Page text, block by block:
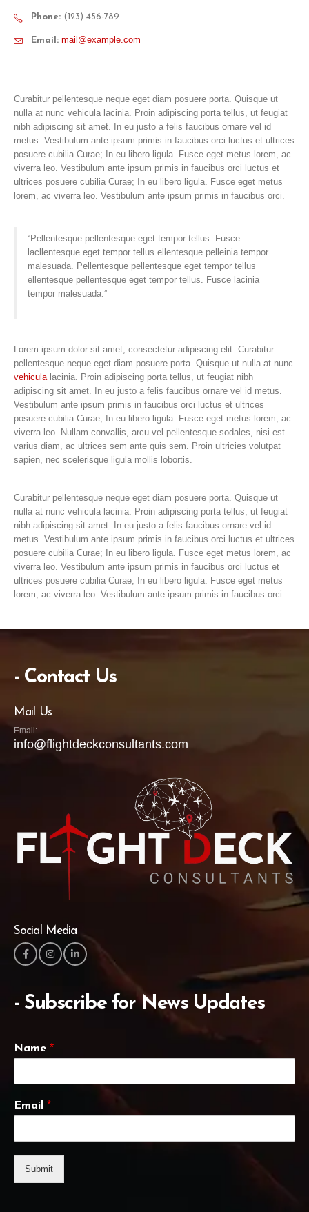
Phone: (123) 456-789
Email: mail@example.com
Curabitur pellentesque neque eget diam posuere porta. Quisque ut
nulla at nunc vehicula lacinia. Proin adipiscing porta tellus, ut feugiat
nibh adipiscing sit amet. In eu justo a felis faucibus ornare vel id
metus. Vestibulum ante ipsum primis in faucibus orci luctus et ultrices
posuere cubilia Curae; In eu libero ligula. Fusce eget metus lorem, ac
viverra leo. Vestibulum ante ipsum primis in faucibus orci luctus et
ultrices posuere cubilia Curae; In eu libero ligula. Fusce eget metus
lorem, ac viverra leo. Vestibulum ante ipsum primis in faucibus orci.
“Pellentesque pellentesque eget tempor tellus. Fusce
lacllentesque eget tempor tellus ellentesque pelleinia tempor
malesuada. Pellentesque pellentesque eget tempor tellus
ellentesque pellentesque eget tempor tellus. Fusce lacinia
tempor malesuada.”
Lorem ipsum dolor sit amet, consectetur adipiscing elit. Curabitur
pellentesque neque eget diam posuere porta. Quisque ut nulla at nunc
vehicula lacinia. Proin adipiscing porta tellus, ut feugiat nibh
adipiscing sit amet. In eu justo a felis faucibus ornare vel id metus.
Vestibulum ante ipsum primis in faucibus orci luctus et ultrices
posuere cubilia Curae; In eu libero ligula. Fusce eget metus lorem, ac
viverra leo. Nullam convallis, arcu vel pellentesque sodales, nisi est
varius diam, ac ultrices sem ante quis sem. Proin ultricies volutpat
sapien, nec scelerisque ligula mollis lobortis.
Curabitur pellentesque neque eget diam posuere porta. Quisque ut
nulla at nunc vehicula lacinia. Proin adipiscing porta tellus, ut feugiat
nibh adipiscing sit amet. In eu justo a felis faucibus ornare vel id
metus. Vestibulum ante ipsum primis in faucibus orci luctus et ultrices
posuere cubilia Curae; In eu libero ligula. Fusce eget metus lorem, ac
viverra leo. Vestibulum ante ipsum primis in faucibus orci luctus et
ultrices posuere cubilia Curae; In eu libero ligula. Fusce eget metus
lorem, ac viverra leo. Vestibulum ante ipsum primis in faucibus orci.
- Contact Us
Mail Us
Email:
info@flightdeckconsultants.com
Social Media
- Subscribe for News Updates
Name *
Email *
Submit